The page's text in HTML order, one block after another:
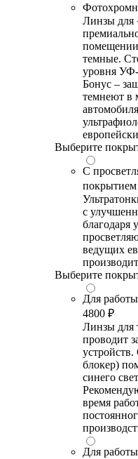
Линзы для
помещении
темные.
уровня
Бонус –
темнеют в
Выберите
С
покрытием
с
благодаря
ведущих
Выберите
Для
4800 ₽
Линзы для
проводит
блокер)
синего
время
Для